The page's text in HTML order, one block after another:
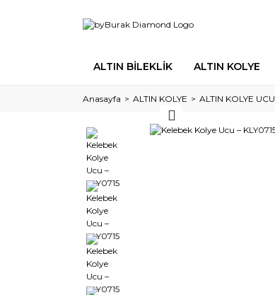
ALTIN BİLEKLİK ALTIN KOLYE
Anasayfa ALTIN KOLYE ALTIN KOLYE UCU